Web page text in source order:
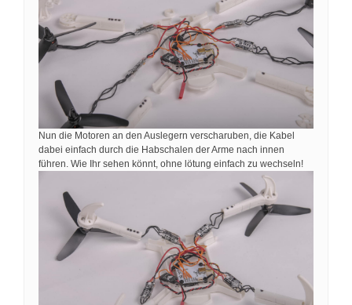
Nun die Motoren an den Auslegern verscharuben, die Kabel
dabei einfach durch die Habschalen der Arme nach innen
führen. Wie Ihr sehen könnt, ohne lötung einfach zu wechseln!